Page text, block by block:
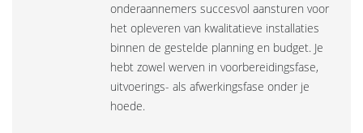
onderaannemers succesvol aansturen voor
het opleveren van kwalitatieve installaties
binnen de gestelde planning en budget. Je
hebt zowel werven in voorbereidingsfase,
uitvoerings- als afwerkingsfase onder je
hoede.